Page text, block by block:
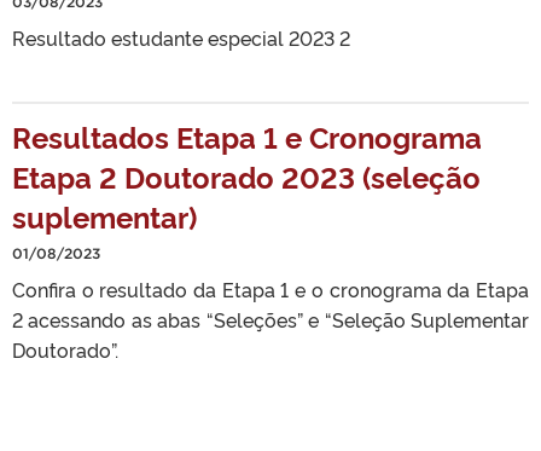
Resultado estudante especial 2023 2
Resultados Etapa 1 e Cronograma
Etapa 2 Doutorado 2023 (seleção
suplementar)
01/08/2023
Confira o resultado da Etapa 1 e o cronograma da Etapa
2 acessando as abas “Seleções” e “Seleção Suplementar
Doutorado”.